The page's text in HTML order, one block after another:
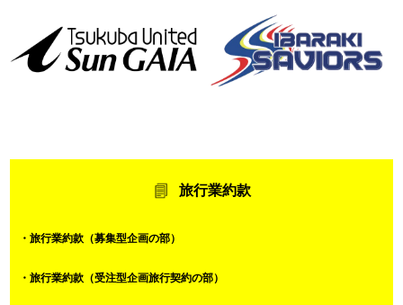
旅行業約款
・旅行業約款（募集型企画の部）
・旅行業約款（受注型企画旅行契約の部）